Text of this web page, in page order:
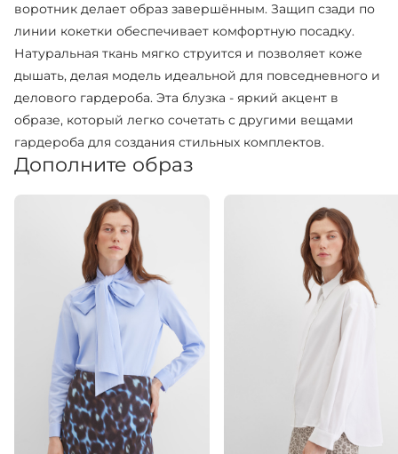
воротник делает образ завершённым. Защип сзади по
линии кокетки обеспечивает комфортную посадку.
Натуральная ткань мягко струится и позволяет коже
дышать, делая модель идеальной для повседневного и
делового гардероба. Эта блузка - яркий акцент в
образе, который легко сочетать с другими вещами
гардероба для создания стильных комплектов.
Дополните образ